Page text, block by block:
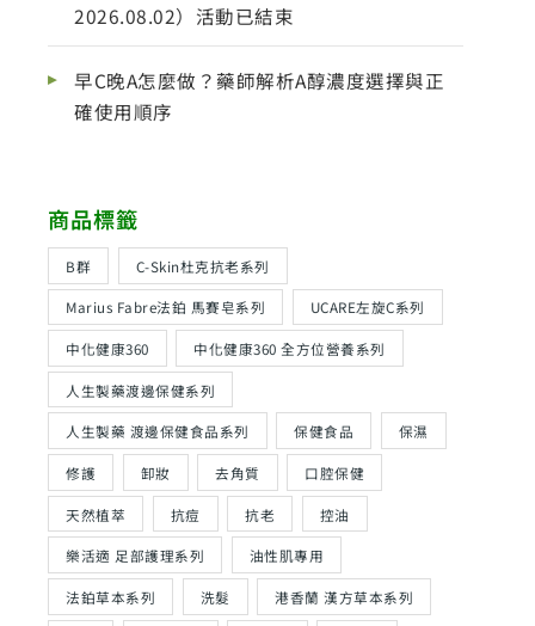
2026.08.02）活動已結束
早C晚A怎麼做？藥師解析A醇濃度選擇與正
確使用順序
商品標籤
B群 C-Skin杜克抗老系列
Marius Fabre法鉑 馬賽皂系列 UCARE左旋C系列
中化健康360 中化健康360 全方位營養系列
人生製藥渡邊保健系列
人生製藥 渡邊保健食品系列 保健食品 保濕
修護 卸妝 去角質 口腔保健
天然植萃 抗痘 抗老 控油
樂活適 足部護理系列 油性肌專用
法鉑草本系列 洗髮 港香蘭 漢方草本系列